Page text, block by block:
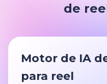
de
Motor de IA
para reel